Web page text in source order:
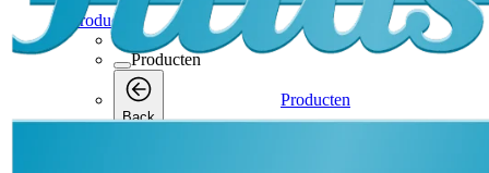
Producten
Producten
Back
Producten